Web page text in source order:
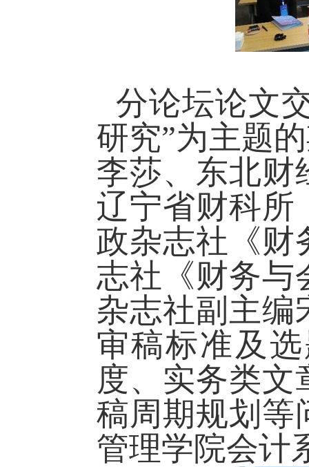
分论坛论文
研究”为主题
李莎、东北财
辽宁省财科所
政杂志社《财
志社《财务与
杂志社副主编
审稿标准及
度、实务类
稿周期规划等
管理学院会计